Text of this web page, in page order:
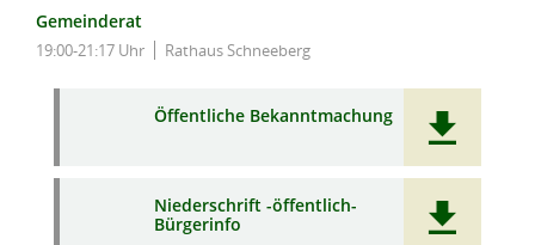
Gemeinderat
19:00-21:17 Uhr Rathaus Schneeberg
Öffentliche Bekanntmachung
Niederschrift -öffentlich-
Bürgerinfo